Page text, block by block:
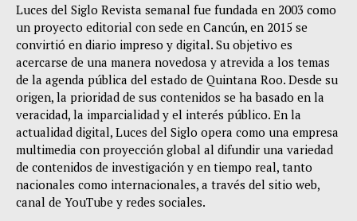
Luces del Siglo Revista semanal fue fundada en 2003 como
un proyecto editorial con sede en Cancún, en 2015 se
convirtió en diario impreso y digital. Su objetivo es
acercarse de una manera novedosa y atrevida a los temas
de la agenda pública del estado de Quintana Roo. Desde su
origen, la prioridad de sus contenidos se ha basado en la
veracidad, la imparcialidad y el interés público. En la
actualidad digital, Luces del Siglo opera como una empresa
multimedia con proyección global al difundir una variedad
de contenidos de investigación y en tiempo real, tanto
nacionales como internacionales, a través del sitio web,
canal de YouTube y redes sociales.